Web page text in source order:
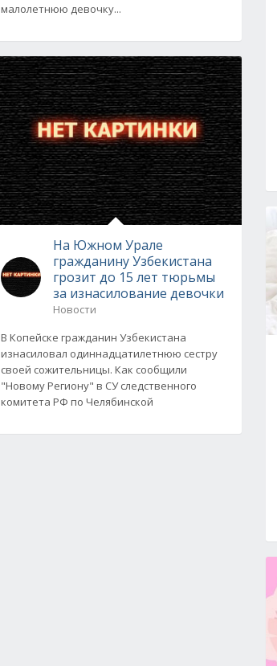
малолетнюю девочку...
На Южном Урале
гражданину Узбекистана
грозит до 15 лет тюрьмы
за изнасилование девочки
Новости
В Копейске гражданин Узбекистана
изнасиловал одиннадцатилетнюю сестру
своей сожительницы. Как сообщили
"Новому Региону" в СУ следственного
комитета РФ по Челябинской